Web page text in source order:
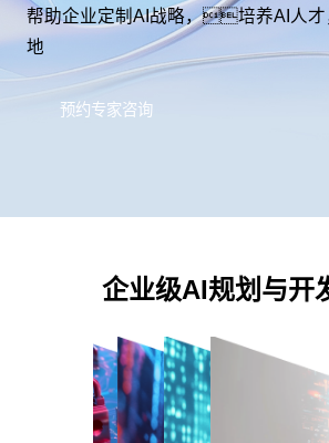
帮助企业定制AI战略，培养AI人
地
预约专家咨询
企业级AI规划与开